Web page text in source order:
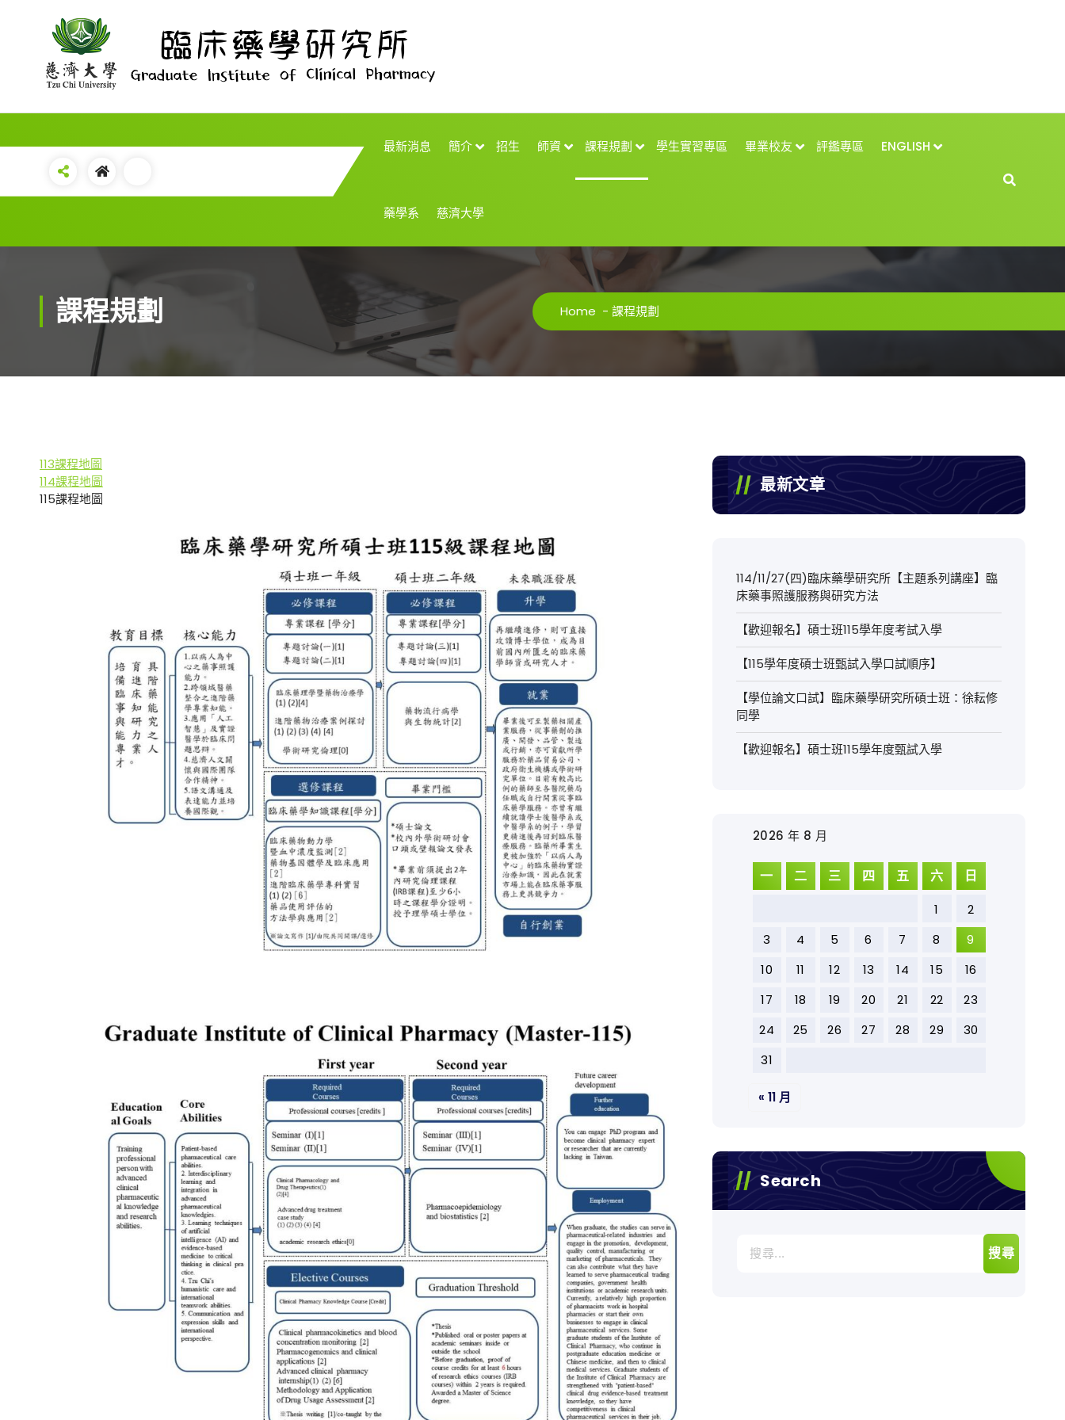
最新消息 簡介 招生 師資 課程規劃 學生實習專區 畢業校友 評鑑專區 ENGLISH
藥學系 慈濟大學
課程規劃 Home - 課程規劃
113課程地圖
114課程地圖
115課程地圖
最新文章
114/11/27(四)臨床藥學研究所【主題系列講座】臨
床藥事照護服務與研究方法
【歡迎報名】碩士班115學年度考試入學
【115學年度碩士班甄試入學口試順序】
【學位論文口試】臨床藥學研究所碩士班：徐耘修
同學
【歡迎報名】碩士班115學年度甄試入學
2026 年 8 月
一 二 三 四 五 六 日
1
2
3
4 5 6 7 8
9
10
11 12 13 14 15
16
17
18 19 20 21 22
23
24
25 26 27 28 29
30
31
« 11 月
Search